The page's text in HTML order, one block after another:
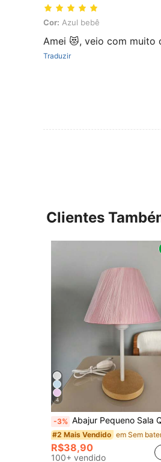
Cor: Azul bebê
Cor: Azul bebê
Amei 😻, veio com muito
Traduzir
Clientes
4
-3% Abajur Pequeno Sala Quarto
#2 Mais Vendido
R$38,90
100+ vendido